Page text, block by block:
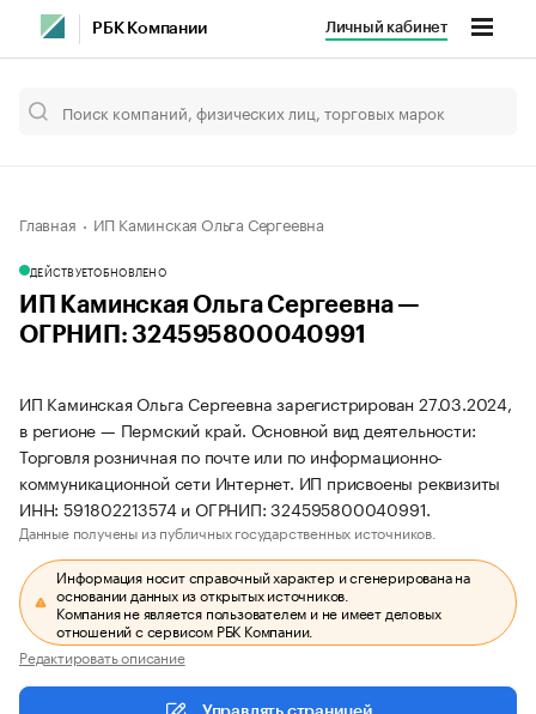
РБК Компании Личный кабинет
Главная ИП Каминская Ольга Сергеевна
ДЕЙСТВУЕТОБНОВЛЕНО
ИП Каминская Ольга Сергеевна —
ОГРНИП: 324595800040991
ИП Каминская Ольга Сергеевна зарегистрирован 27.03.2024,
в регионе — Пермский край. Основной вид деятельности:
Торговля розничная по почте или по информационно-
коммуникационной сети Интернет. ИП присвоены реквизиты
ИНН: 591802213574 и ОГРНИП: 324595800040991.
Данные получены из публичных государственных источников.
Информация носит справочный характер и сгенерирована на
основании данных из открытых источников.
Компания не является пользователем и не имеет деловых
отношений с сервисом РБК Компании.
Редактировать описание